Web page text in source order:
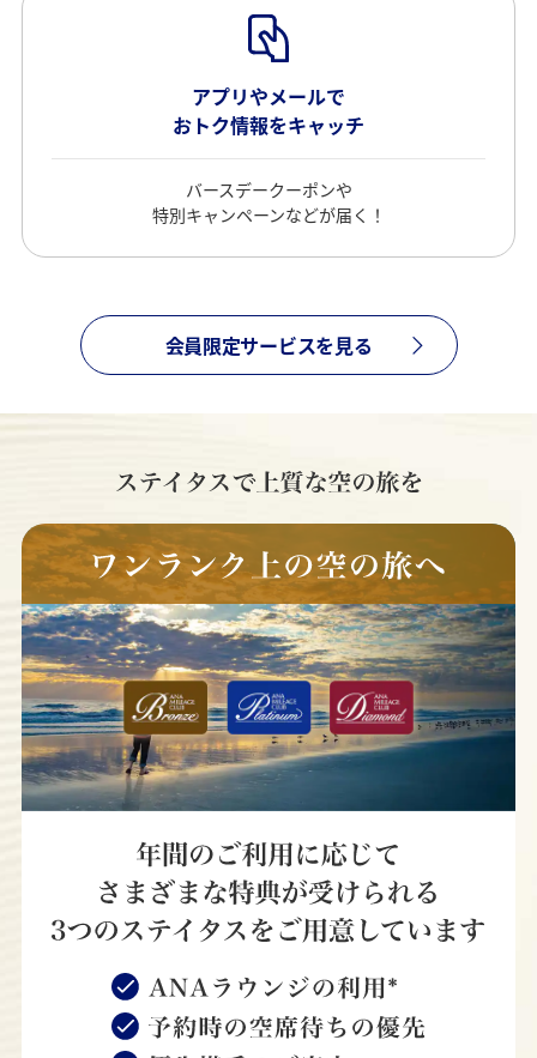
アプリやメールで
おトク情報をキャッチ
バースデークーポンや
特別キャンペーンなどが届く！
会員限定サービスを見る